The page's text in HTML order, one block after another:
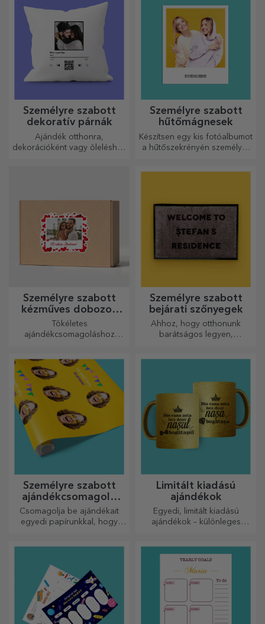
Személyre szabott
dekoratív párnák
Ajándék otthonra,
dekorációként vagy öleléshez
Személyre szabott
hűtőmágnesek
Készítsen egy kis fotóalbumot
a hűtőszekrényén személyre
Személyre szabott
kézműves dobozok
matricákkal
Tökéletes
ajándékcsomagoláshoz
Személyre szabott
bejárati szőnyegek
Ahhoz, hogy otthonunk
barátságos legyen,
szőnyegeket kapja!
Személyre szabott
ajándékcsomagoló
papír
Csomagolja be ajándékait
egyedi papírunkkal, hogy
Limitált kiadású
ajándékok
Egyedi, limitált kiadású
ajándékok – különleges